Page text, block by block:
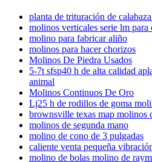
planta de trituración de
molinos verticales serie lm para
molino para fabricar aliño
molinos para hacer chorizos
Molinos De Piedra Usados
5-7t sfsp40 h de alta calidad
animal
Molinos Continuos De Oro
Lj25 h de rodillos de goma
brownsville texas map molinos
molinos de segunda mano
molino de cono de 3 pulgadas
caliente venta pequeña
molino de bolas molino de